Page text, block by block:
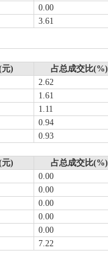
0.00
3.61
) 占总成交比(%)
2.62
1.61
1.11
0.94
0.93
) 占总成交比(%)
0.00
0.00
0.00
0.00
0.00
7.22